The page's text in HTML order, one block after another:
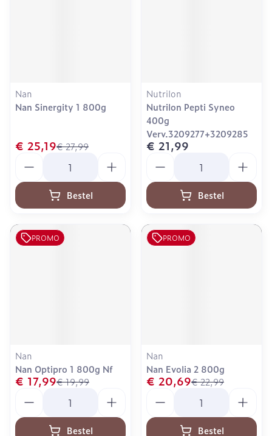
Nan
Nan Sinergity 1 800g
€ 27,99
€ 25,19
Bestel
Nutrilon
Nutrilon Pepti Syneo
400g
Verv.3209277+3209285
€ 21,99
Bestel
PROMO
Nan
Nan Optipro 1 800g Nf
€ 19,99
€ 17,99
Bestel
PROMO
Nan
Nan Evolia 2 800g
€ 22,99
€ 20,69
Bestel